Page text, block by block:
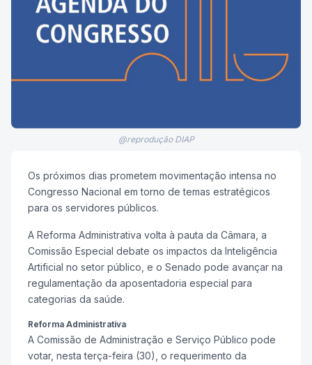
@reprodução DIAP
Os próximos dias prometem movimentação intensa no
Congresso Nacional em torno de temas estratégicos
para os servidores públicos.
A Reforma Administrativa volta à pauta da Câmara, a
Comissão Especial debate os impactos da Inteligência
Artificial no setor público, e o Senado pode avançar na
regulamentação da aposentadoria especial para
categorias da saúde.
Reforma Administrativa
A Comissão de Administração e Serviço Público pode
votar, nesta terça-feira (30), o requerimento da